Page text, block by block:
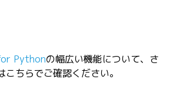
Pythonの幅広い機能について、さ
こちらでご確認ください。